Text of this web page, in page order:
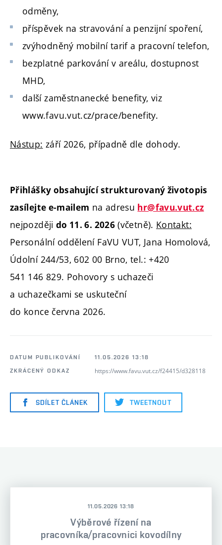
odměny,
příspěvek na stravování a penzijní spoření,
zvýhodněný mobilní tarif a pracovní telefon,
bezplatné parkování v areálu, dostupnost
MHD,
další zaměstnanecké benefity, viz
www.favu.vut.cz/prace/benefity.
Nástup: září 2026, případně dle dohody.
Přihlášky obsahující strukturovaný životopis
zasílejte e-mailem na adresu hr@favu.vut.cz
nejpozději do 11. 6. 2026 (včetně). Kontakt:
Personální oddělení FaVU VUT, Jana Homolová,
Údolní 244/53, 602 00 Brno, tel.: +420
541 146 829. Pohovory s uchazeči
a uchazečkami se uskuteční
do konce června 2026.
DATUM PUBLIKOVÁNÍ
11.05.2026 13:18
ZKRÁCENÝ ODKAZ
https://www.favu.vut.cz/f24415/d328118
SDÍLET ČLÁNEK TWEETNOUT
11.05.2026 13:18
Výběrové řízení na
pracovníka/pracovnici kovodílny